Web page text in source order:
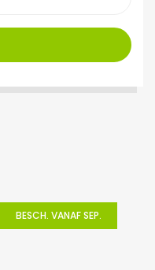
BESCH. VANAF SEP.